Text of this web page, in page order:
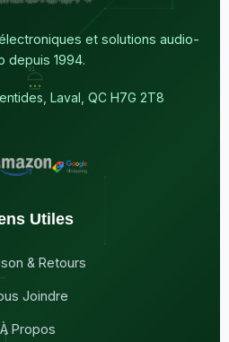
et solutions audio-
depuis 1994.
Laval, QC H7G 2T8
Utiles
& Retours
Joindre
À Propos